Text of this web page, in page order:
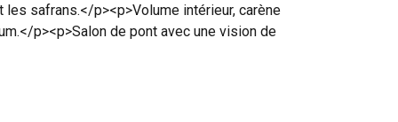
les safrans.</p><p>Volume intérieur, carène
p><p>Salon de pont avec une vision de